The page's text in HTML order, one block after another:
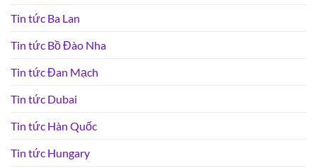
Tin tức Ba Lan
Tin tức Bồ Đào Nha
Tin tức Đan Mạch
Tin tức Dubai
Tin tức Hàn Quốc
Tin tức Hungary